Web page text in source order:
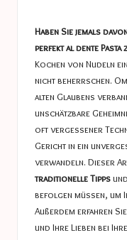
s
t
u
c
e
s
Haben Sie jemals
perfekt al dente Pasta
Kochen von Nudeln
nicht beherrschen.
alten Glaubens
unschätzbare
oft vergessener
Gericht in ein
verwandeln. Dieser
traditionelle Tipps
befolgen müssen, um
Außerdem erfahren
und Ihre Lieben bei